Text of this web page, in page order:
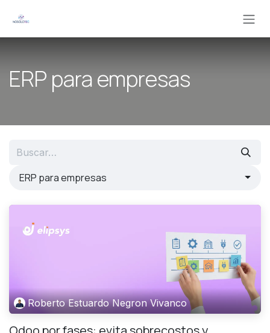
ERP para empresas
ERP para empresas
Roberto Estuardo Negron Vivanco